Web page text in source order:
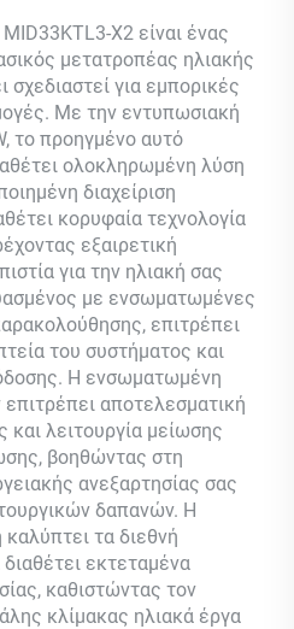
X2 είναι ένας
μετατροπέας ηλιακής
σχεδιαστεί για εμπορικές
Με την εντυπωσιακή
το προηγμένο αυτό
ολοκληρωμένη λύση
διαχείριση
κορυφαία τεχνολογία
εξαιρετική
για την ηλιακή σας
με ενσωματωμένες
επιτρέπει
του συστήματος και
Η ενσωματωμένη
αποτελεσματική
και λειτουργία μείωσης
βοηθώντας στη
ανεξαρτησίας σας
δαπανών. Η
τα διεθνή
εκτεταμένα
καθιστώντας τον
κλίμακας ηλιακά έργα